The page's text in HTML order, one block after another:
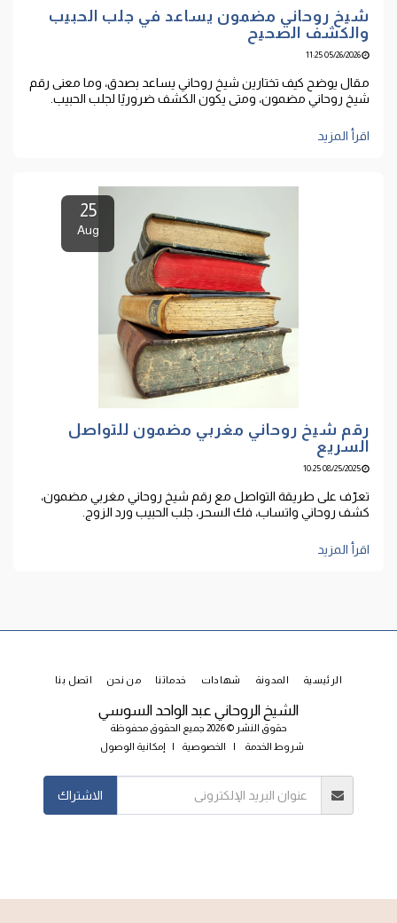
شيخ روحاني مضمون يساعد في جلب الحبيب
والكشف الصحيح
05/26/2026 11:25
مقال يوضح كيف تختارين شيخ روحاني يساعد بصدق، وما معنى رقم
شيخ روحاني مضمون، ومتى يكون الكشف ضروريًا لجلب الحبيب.
اقرأ المزيد
25
Aug
رقم شيخ روحاني مغربي مضمون للتواصل
السريع
08/25/2025 10:25
تعرّف على طريقة التواصل مع رقم شيخ روحاني مغربي مضمون،
كشف روحاني واتساب، فك السحر، جلب الحبيب ورد الزوج.
اقرأ المزيد
الشيخ الروحاني عبد الواحد السوسي
حقوق النشر © 2026 جميع الحقوق محفوظة
شروط الخدمة
الخصوصية إمكانية الوصول
الرئيسية المدونة شهادات خدماتنا من نحن اتصل بنا
الاشتراك